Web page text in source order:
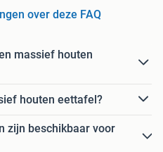
over deze FAQ
massief houten
houten eettafel?
zijn beschikbaar voor